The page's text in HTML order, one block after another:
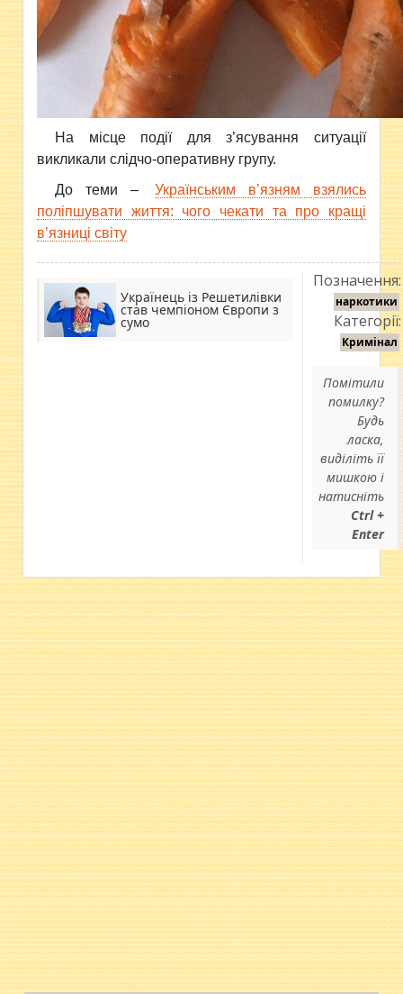
На місце події для з’ясування ситуації
викликали слідчо-оперативну групу.
До теми –
Українським в’язням взялись
поліпшувати життя: чого чекати та про кращі
в’язниці світу
Українець із Решетилівки
став чемпіоном Європи з
сумо
Позначення:
наркотики
Категорії:
Кримінал
Помітили
помилку?
Будь
ласка,
виділіть її
мишкою і
натисніть
Ctrl +
Enter